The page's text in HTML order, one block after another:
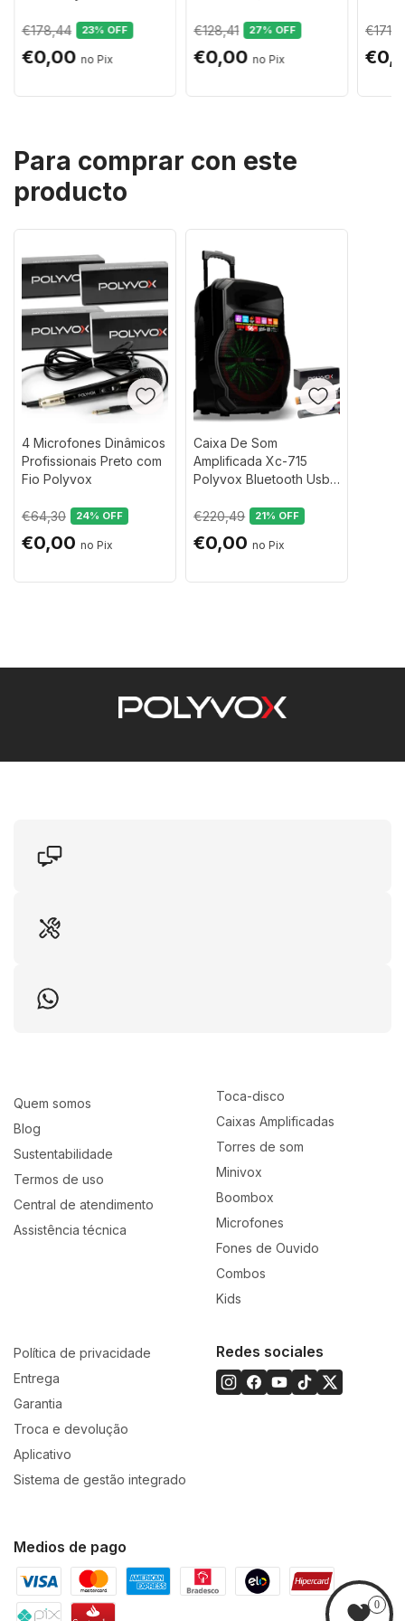
Polegadas23% OFF
€178,44
€0,00
sem fio
27% OFF
€128,41
€0,00
Para comprar con este
producto
4 Microfones Dinâmicos
Profissionais Preto com
Fio Polyvox
24% OFF
€64,30
€0,00
Caixa De Som
Amplificada Xc-715
Polyvox Bluetooth Usb
sem Fio Polyvox
21% OFF
€220,49
€0,00
Quem somos
Blog
Sustentabilidade
Termos de uso
Central de atendimento
Assistência técnica
Toca-disco
Caixas Amplificadas
Torres de som
Minivox
Boombox
Microfones
Fones de Ouvido
Combos
Kids
Política de privacidade
Entrega
Garantia
Troca e devolução
Aplicativo
Sistema de gestão integrado
Redes sociales
Medios de pago
0